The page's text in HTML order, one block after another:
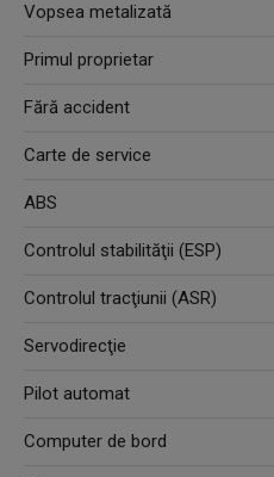
Vopsea metalizată
Primul proprietar
Fără accident
Carte de service
ABS
Controlul stabilităţii (ESP)
Controlul tracţiunii (ASR)
Servodirecţie
Pilot automat
Computer de bord